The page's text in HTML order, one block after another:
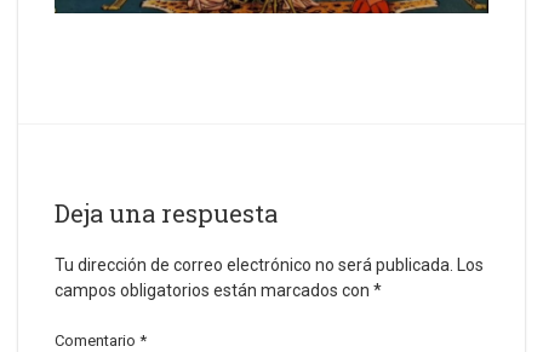
Deja una respuesta
Tu dirección de correo electrónico no será publicada.
Los
campos obligatorios están marcados con *
Comentario *